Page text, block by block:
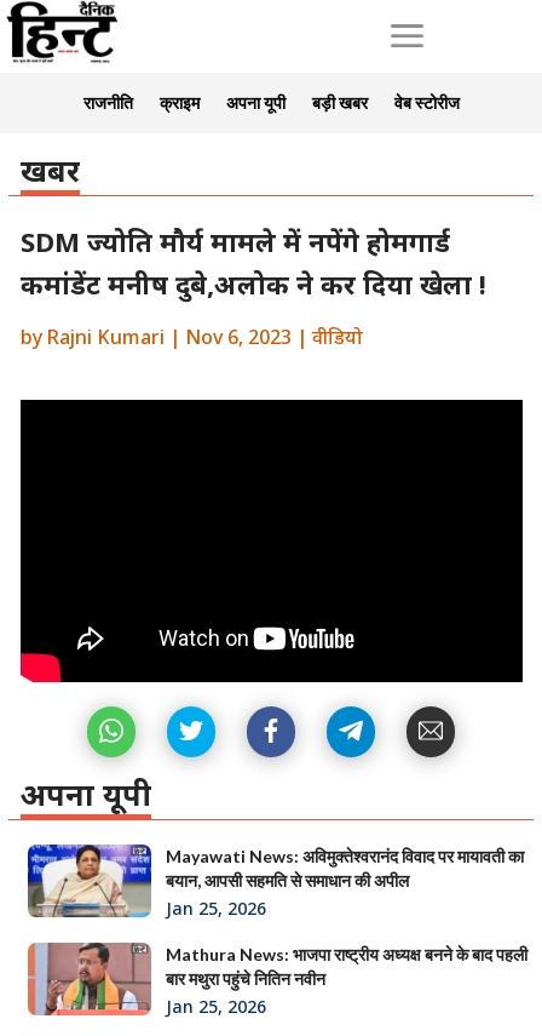
a
राजनीति क्राइम अपना यूपी बड़ी खबर वेब स्टोरीज
खबर
SDM ज्योति मौर्य मामले में नपेंगे होमगार्ड
कमांडेंट मनीष दुबे,अलोक ने कर दिया खेला !
by Rajni Kumari | Nov 6, 2023 | वीडियो
अपना यूपी
Mayawati News: अविमुक्तेश्वरानंद विवाद पर मायावती का
बयान, आपसी सहमति से समाधान की अपील
Jan 25, 2026
Mathura News: भाजपा राष्ट्रीय अध्यक्ष बनने के बाद पहली
बार मथुरा पहुंचे नितिन नवीन
Jan 25, 2026